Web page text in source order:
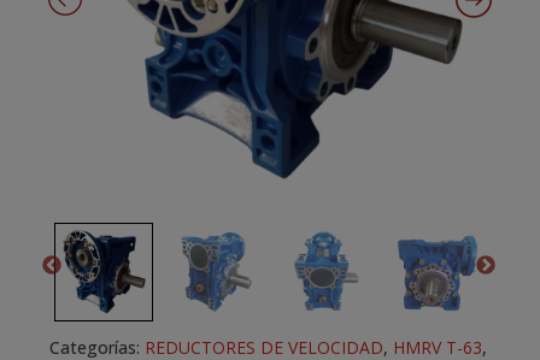
Categorías: REDUCTORES DE VELOCIDAD, HMRV T-63,